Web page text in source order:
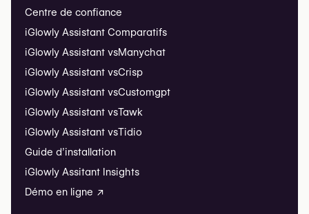
Centre de confiance
iGlowly Assistant Comparatifs
iGlowly Assistant vsManychat
iGlowly Assistant vsCrisp
iGlowly Assistant vsCustomgpt
iGlowly Assistant vsTawk
iGlowly Assistant vsTidio
Guide d’installation
iGlowly Assitant Insights
Démo en ligne ↗